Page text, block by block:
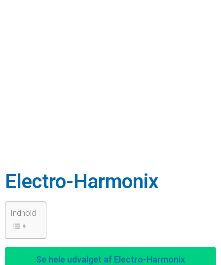
Electro-Harmonix
Indhold
Se hele udvalget af Electro-Harmonix